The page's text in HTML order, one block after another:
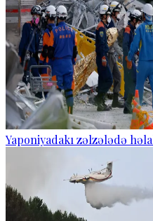
Yaponiyadakı zəlzələdə